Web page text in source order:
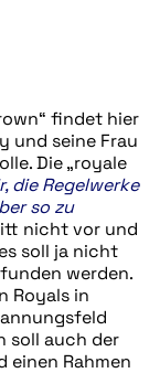
findet hier
und seine Frau
Die „royale
die Regelwerke
so zu
nicht vor und
soll ja nicht
werden.
Royals in
soll auch der
einen Rahmen